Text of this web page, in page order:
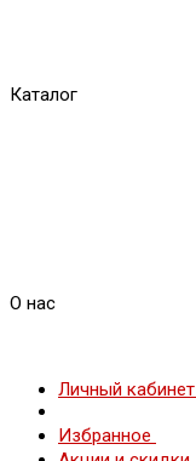
Каталог
О нас
Личный кабинет
Избранное